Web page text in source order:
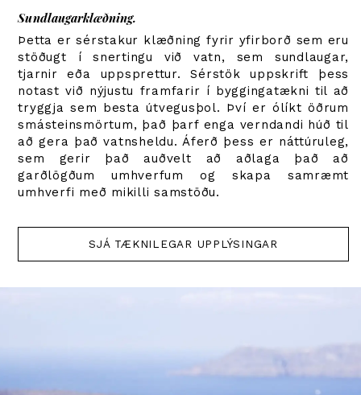
Sundlaugarklæðning.
Þetta er sérstakur klæðning fyrir yfirborð sem eru
stöðugt í snertingu við vatn, sem sundlaugar,
tjarnir eða uppsprettur. Sérstök uppskrift þess
notast við nýjustu framfarir í byggingatækni til að
tryggja sem besta útvegusþol. Því er ólíkt öðrum
smásteinsmörtum, það þarf enga verndandi húð til
að gera það vatnsheldu. Áferð þess er náttúruleg,
sem gerir það auðvelt að aðlaga það að
garðlögðum umhverfum og skapa samræmt
umhverfi með mikilli samstöðu.
SJÁ TÆKNILEGAR UPPLÝSINGAR